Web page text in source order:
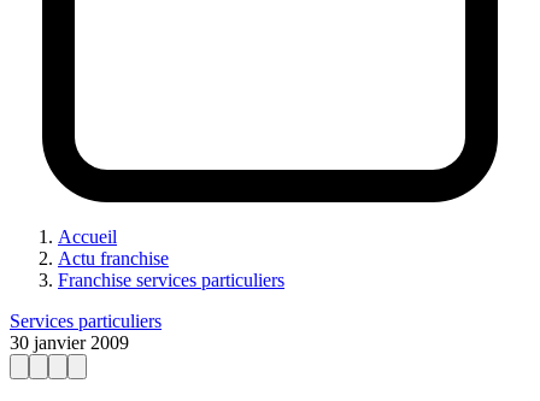
Accueil
Actu franchise
Franchise services particuliers
Services particuliers
30 janvier 2009